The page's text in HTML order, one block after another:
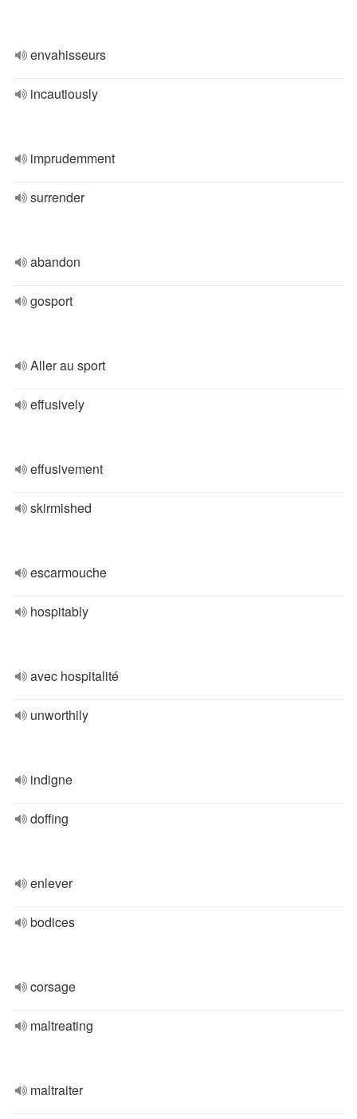
envahisseurs
incautiously
imprudemment
surrender
abandon
gosport
Aller au sport
effusively
effusivement
skirmished
escarmouche
hospitably
avec hospitalité
unworthily
indigne
doffing
enlever
bodices
corsage
maltreating
maltraiter